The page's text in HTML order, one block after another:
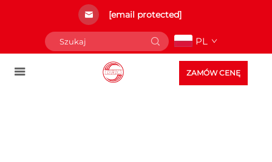
[email protected]
PL
ZAMÓW CENĘ